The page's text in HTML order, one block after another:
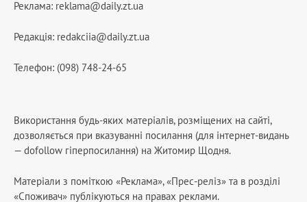
Реклама: reklama@daily.zt.ua
Редакція: redakciia@daily.zt.ua
Телефон: (098) 748-24-65
Використання будь-яких матеріалів, розміщених на сайті,
дозволяється при вказуванні посилання (для інтернет-видань
— dofollow гіперпосилання) на Житомир Щодня.
Матеріали з поміткою «Реклама», «Прес-реліз» та в розділі
«Споживач» публікуються на правах реклами.